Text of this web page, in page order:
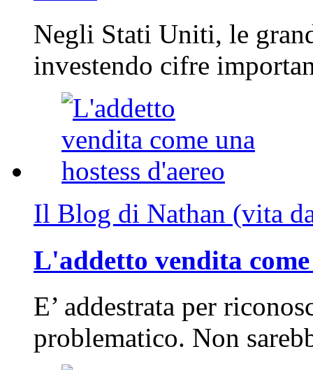
Negli Stati Uniti, le
investendo cifre
Il Blog di Nathan (vita
L'addetto vendita
E’ addestrata per
problematico. Non